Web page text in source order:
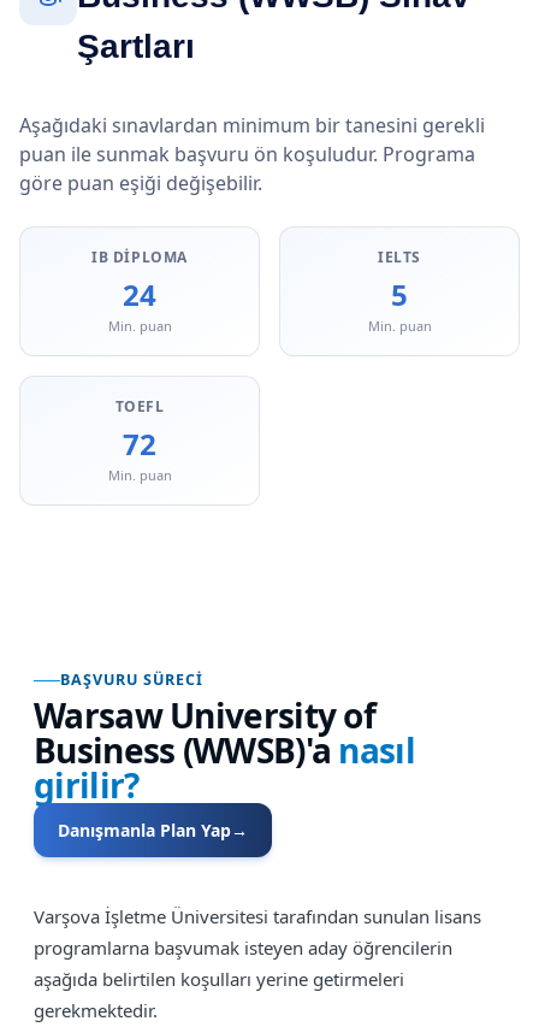
Şartları
Aşağıdaki sınavlardan minimum bir tanesini gerekli
puan ile sunmak başvuru ön koşuludur. Programa
göre puan eşiği değişebilir.
IB DIPLOMA
24
Min. puan
IELTS
5
Min. puan
TOEFL
72
Min. puan
BAŞVURU SÜRECI
Warsaw University of
Business (WWSB)'a nasıl
girilir?
Danışmanla Plan Yap→
Varşova İşletme Üniversitesi tarafından sunulan lisans
programlarna başvumak isteyen aday öğrencilerin
aşağıda belirtilen koşulları yerine getirmeleri
gerekmektedir.